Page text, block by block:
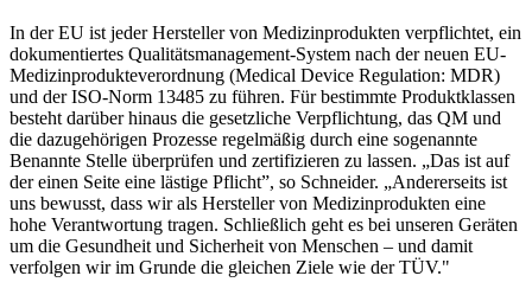
In der EU ist jeder Hersteller von Medizinprodukten verpflichtet, ein
dokumentiertes Qualitätsmanagement-System nach der neuen EU-
Medizinprodukteverordnung (Medical Device Regulation: MDR)
und der ISO-Norm 13485 zu führen. Für bestimmte Produktklassen
besteht darüber hinaus die gesetzliche Verpflichtung, das QM und
die dazugehörigen Prozesse regelmäßig durch eine sogenannte
Benannte Stelle überprüfen und zertifizieren zu lassen. „Das ist auf
der einen Seite eine lästige Pflicht”, so Schneider. „Andererseits ist
uns bewusst, dass wir als Hersteller von Medizinprodukten eine
hohe Verantwortung tragen. Schließlich geht es bei unseren Geräten
um die Gesundheit und Sicherheit von Menschen – und damit
verfolgen wir im Grunde die gleichen Ziele wie der TÜV."